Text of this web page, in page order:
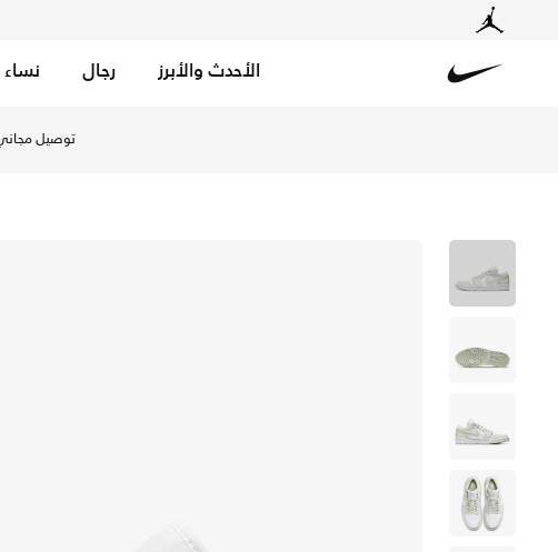
الأحدث والأبرز رجال نساء
توصيل